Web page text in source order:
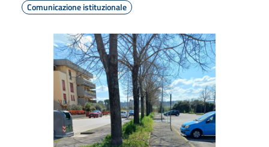
Comunicazione istituzionale